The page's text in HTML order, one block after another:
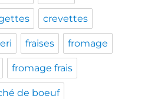
crevettes
fraises fromage
fromage frais
de boeuf